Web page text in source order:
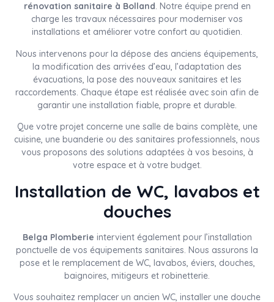
rénovation sanitaire à Bolland. Notre équipe prend en
charge les travaux nécessaires pour moderniser vos
installations et améliorer votre confort au quotidien.
Nous intervenons pour la dépose des anciens équipements,
la modification des arrivées d’eau, l’adaptation des
évacuations, la pose des nouveaux sanitaires et les
raccordements. Chaque étape est réalisée avec soin afin de
garantir une installation fiable, propre et durable.
Que votre projet concerne une salle de bains complète, une
cuisine, une buanderie ou des sanitaires professionnels, nous
vous proposons des solutions adaptées à vos besoins, à
votre espace et à votre budget.
Installation de WC, lavabos et
douches
Belga Plomberie intervient également pour l’installation
ponctuelle de vos équipements sanitaires. Nous assurons la
pose et le remplacement de WC, lavabos, éviers, douches,
baignoires, mitigeurs et robinetterie.
Vous souhaitez remplacer un ancien WC, installer une douche